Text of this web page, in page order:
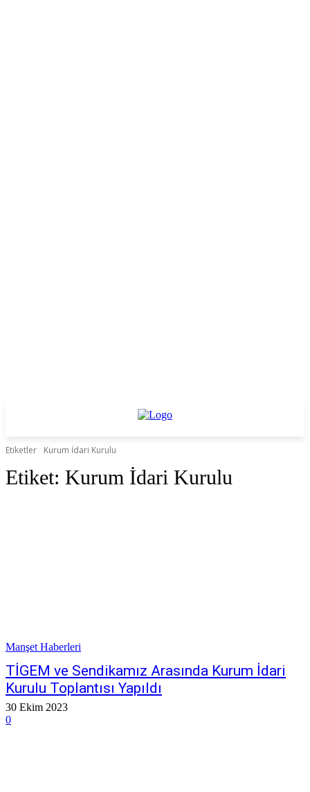
Etiketler Kurum İdari Kurulu
Etiket: Kurum İdari Kurulu
Manşet Haberleri
TİGEM ve Sendikamız Arasında Kurum İdari
Kurulu Toplantısı Yapıldı
30 Ekim 2023
0